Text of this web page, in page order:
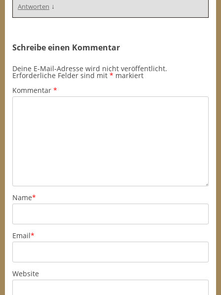
Antworten ↓
Schreibe einen Kommentar
Deine E-Mail-Adresse wird nicht veröffentlicht.
Erforderliche Felder sind mit * markiert
Kommentar *
Name*
Email*
Website